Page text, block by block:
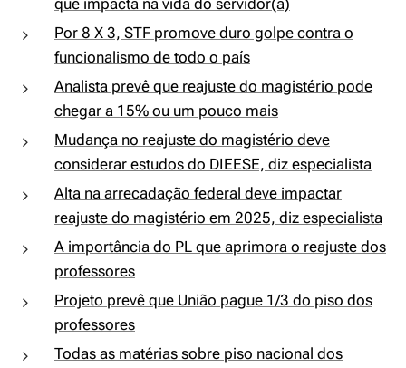
que impacta na vida do servidor(a)
Por 8 X 3, STF promove duro golpe contra o
funcionalismo de todo o país
Analista prevê que reajuste do magistério pode
chegar a 15% ou um pouco mais
Mudança no reajuste do magistério deve
considerar estudos do DIEESE, diz especialista
Alta na arrecadação federal deve impactar
reajuste do magistério em 2025, diz especialista
A importância do PL que aprimora o reajuste dos
professores
Projeto prevê que União pague 1/3 do piso dos
professores
Todas as matérias sobre piso nacional dos